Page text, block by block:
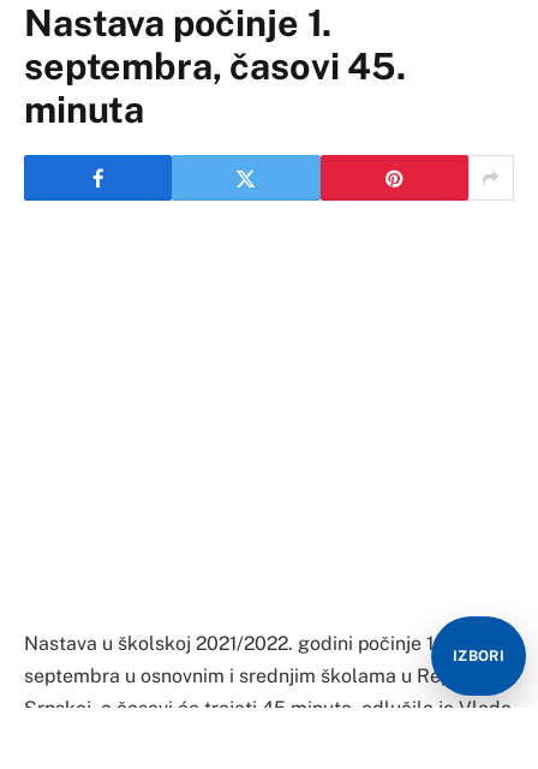
Nastava počinje 1.
septembra, časovi 45.
minuta
Nastava u školskoj 2021/2022. godini počinje 1.
septembra u osnovnim i srednjim školama u Republici
Srpskoj, a časovi će trajati 45 minuta, odlučila je Vlada
IZBORI